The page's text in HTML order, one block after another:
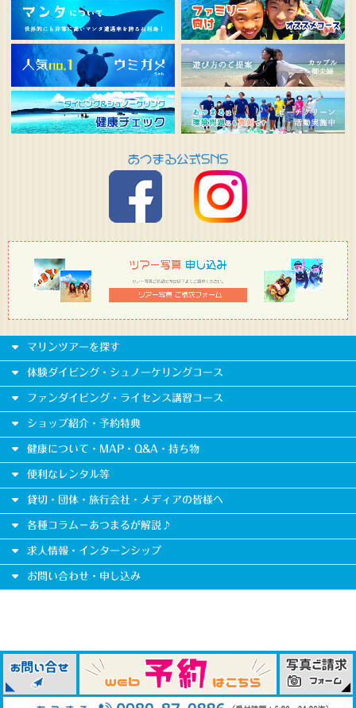
マリンツアーを探す
体験ダイビング・シュノーケリングコース
ファンダイビング・ライセンス講習コース
ショップ紹介・予約特典
健康について・MAP・Q&A・持ち物
便利なレンタル等
貸切・団体・旅行会社・メディアの皆様へ
各種コラム－あつまるが解説♪
求人情報・インターンシップ
お問い合わせ・申し込み